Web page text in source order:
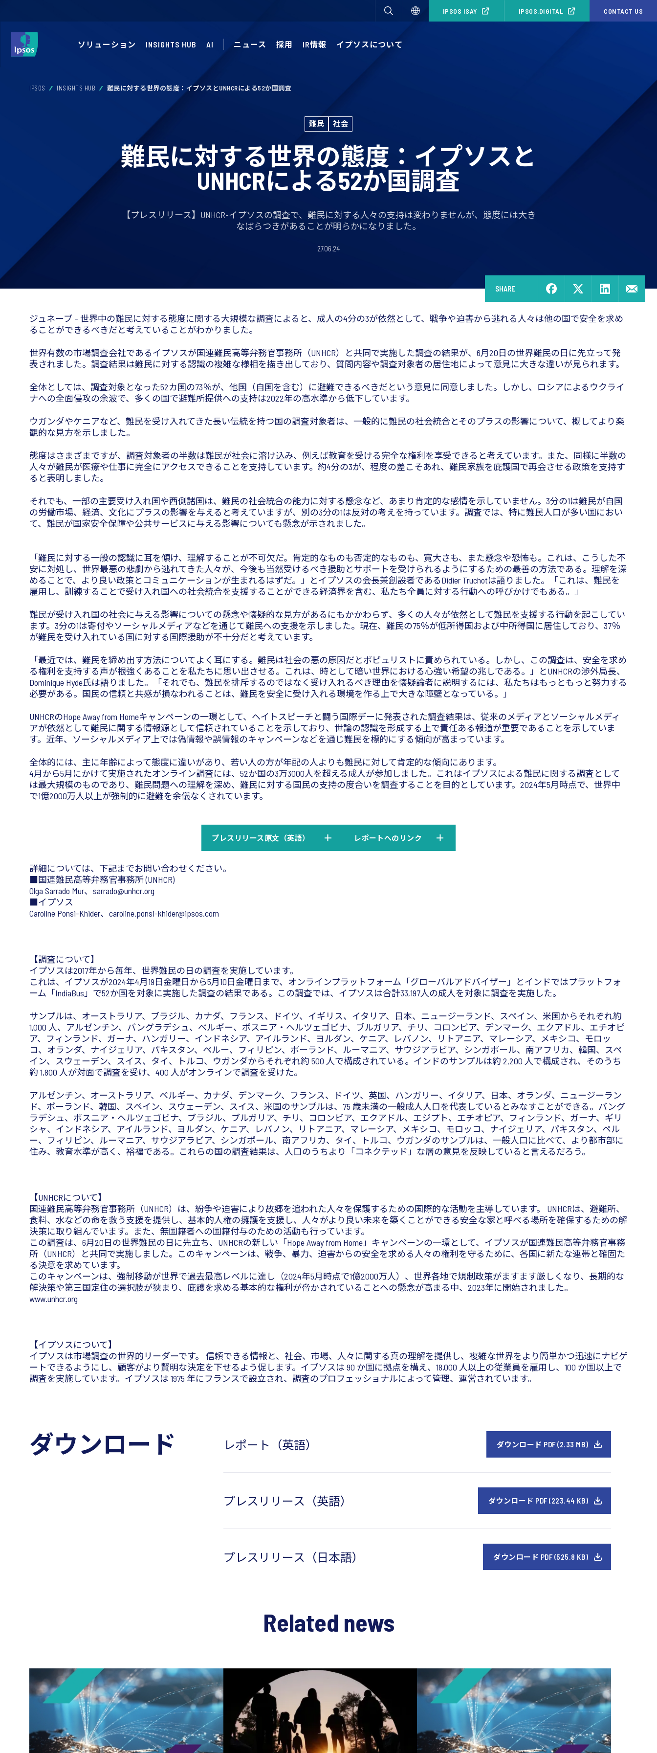
IPSOS ISAY IPSOS.DIGITAL CONTACT US
ソリューション INSIGHTS HUB AI ニュース 採用 IR情報 イプソスについて
IPSOS INSIGHTS HUB 難民に対する世界の態度：イプソスとUNHCRによる52か国調査
難民 社会
難民に対する世界の態度：イプソスと
UNHCRによる52か国調査
【プレスリリース】UNHCR-イプソスの調査で、難民に対する人々の支持は変わりませんが、態度には大き
なばらつきがあることが明らかになりました。
27.06.24
SHARE
ジュネーブ – 世界中の難民に対する態度に関する大規模な調査によると、成人の4分の3が依然として、戦争や迫害から逃れる人々は他の国で安全を求め
ることができるべきだと考えていることがわかりました。
世界有数の市場調査会社であるイプソスが国連難民高等弁務官事務所（UNHCR）と共同で実施した調査の結果が、6月20日の世界難民の日に先立って発
表されました。調査結果は難民に対する認識の複雑な様相を描き出しており、質問内容や調査対象者の居住地によって意見に大きな違いが見られます。
全体としては、調査対象となった52カ国の73％が、他国（自国を含む）に避難できるべきだという意見に同意しました。しかし、ロシアによるウクライ
ナへの全面侵攻の余波で、多くの国で避難所提供への支持は2022年の高水準から低下しています。
ウガンダやケニアなど、難民を受け入れてきた長い伝統を持つ国の調査対象者は、一般的に難民の社会統合とそのプラスの影響について、概してより楽
観的な見方を示しました。
態度はさまざまですが、調査対象者の半数は難民が社会に溶け込み、例えば教育を受ける完全な権利を享受できると考えています。また、同様に半数の
人々が難民が医療や仕事に完全にアクセスできることを支持しています。約4分の3が、程度の差こそあれ、難民家族を庇護国で再会させる政策を支持す
ると表明しました。
それでも、一部の主要受け入れ国や西側諸国は、難民の社会統合の能力に対する懸念など、あまり肯定的な感情を示していません。3分の1は難民が自国
の労働市場、経済、文化にプラスの影響を与えると考えていますが、別の3分の1は反対の考えを持っています。調査では、特に難民人口が多い国におい
て、難民が国家安全保障や公共サービスに与える影響についても懸念が示されました。
「難民に対する一般の認識に耳を傾け、理解することが不可欠だ。肯定的なものも否定的なものも、寛大さも、また懸念や恐怖も。これは、こうした不
安に対処し、世界最悪の悲劇から逃れてきた人々が、今後も当然受けるべき援助とサポートを受けられるようにするための最善の方法である。理解を深
めることで、より良い政策とコミュニケーションが生まれるはずだ。」とイプソスの会長兼創設者であるDidier Truchotは語りました。「これは、難民を
雇用し、訓練することで受け入れ国への社会統合を支援することができる経済界を含む、私たち全員に対する行動への呼びかけでもある。」
難民が受け入れ国の社会に与える影響についての懸念や懐疑的な見方があるにもかかわらず、多くの人々が依然として難民を支援する行動を起こしてい
ます。3分の1は寄付やソーシャルメディアなどを通じて難民への支援を示しました。現在、難民の75％が低所得国および中所得国に居住しており、37％
が難民を受け入れている国に対する国際援助が不十分だと考えています。
「最近では、難民を締め出す方法についてよく耳にする。難民は社会の悪の原因だとポピュリストに責められている。しかし、この調査は、安全を求め
る権利を支持する声が根強くあることを私たちに思い出させる。これは、時として暗い世界における心強い希望の兆しである。」とUNHCRの渉外局長、
Dominique Hyde氏は語りました。「それでも、難民を排斥するのではなく受け入れるべき理由を懐疑論者に説明するには、私たちはもっともっと努力する
必要がある。国民の信頼と共感が損なわれることは、難民を安全に受け入れる環境を作る上で大きな障壁となっている。」
UNHCRのHope Away from Homeキャンペーンの一環として、ヘイトスピーチと闘う国際デーに発表された調査結果は、従来のメディアとソーシャルメディ
アが依然として難民に関する情報源として信頼されていることを示しており、世論の認識を形成する上で責任ある報道が重要であることを示していま
す。近年、ソーシャルメディア上では偽情報や誤情報のキャンペーンなどを通じ難民を標的にする傾向が高まっています。
全体的には、主に年齢によって態度に違いがあり、若い人の方が年配の人よりも難民に対して肯定的な傾向にあります。
4月から5月にかけて実施されたオンライン調査には、52か国の3万3000人を超える成人が参加しました。これはイプソスによる難民に関する調査として
は最大規模のものであり、難民問題への理解を深め、難民に対する国民の支持の度合いを調査することを目的としています。2024年5月時点で、世界中
で1億2000万人以上が強制的に避難を余儀なくされています。
プレスリリース原文（英語） レポートへのリンク
詳細については、下記までお問い合わせください。
■国連難民高等弁務官事務所 (UNHCR)
Olga Sarrado Mur、 sarrado@unhcr.org
■イプソス
Caroline Ponsi-Khider、 caroline.ponsi-khider@ipsos.com
【調査について】
イプソスは2017年から毎年、世界難民の日の調査を実施しています。
これは、イプソスが2024年4月19日金曜日から5月10日金曜日まで、オンラインプラットフォーム「グローバルアドバイザー」とインドではプラットフォ
ーム「IndiaBus」で52か国を対象に実施した調査の結果である。この調査では、イプソスは合計33,197人の成人を対象に調査を実施した。
サンプルは、オーストラリア、ブラジル、カナダ、フランス、ドイツ、イギリス、イタリア、日本、ニュージーランド、スペイン、米国からそれぞれ約
1,000 人、アルゼンチン、バングラデシュ、ベルギー、ボスニア・ヘルツェゴビナ、ブルガリア、チリ、コロンビア、デンマーク、エクアドル、エチオピ
ア、フィンランド、ガーナ、ハンガリー、インドネシア、アイルランド、ヨルダン、ケニア、レバノン、リトアニア、マレーシア、メキシコ、モロッ
コ、オランダ、ナイジェリア、パキスタン、ペルー、フィリピン、ポーランド、ルーマニア、サウジアラビア、シンガポール、南アフリカ、韓国、スペ
イン、スウェーデン、スイス、タイ、トルコ、ウガンダからそれぞれ約 500 人で構成されている。インドのサンプルは約 2,200 人で構成され、そのうち
約 1,800 人が対面で調査を受け、400 人がオンラインで調査を受けた。
アルゼンチン、オーストラリア、ベルギー、カナダ、デンマーク、フランス、ドイツ、英国、ハンガリー、イタリア、日本、オランダ、ニュージーラン
ド、ポーランド、韓国、スペイン、スウェーデン、スイス、米国のサンプルは、75 歳未満の一般成人人口を代表しているとみなすことができる。バング
ラデシュ、ボスニア・ヘルツェゴビナ、ブラジル、ブルガリア、チリ、コロンビア、エクアドル、エジプト、エチオピア、フィンランド、ガーナ、ギリ
シャ、インドネシア、アイルランド、ヨルダン、ケニア、レバノン、リトアニア、マレーシア、メキシコ、モロッコ、ナイジェリア、パキスタン、ペル
ー、フィリピン、ルーマニア、サウジアラビア、シンガポール、南アフリカ、タイ、トルコ、ウガンダのサンプルは、一般人口に比べて、より都市部に
住み、教育水準が高く、裕福である。これらの国の調査結果は、人口のうちより「コネクテッド」な層の意見を反映していると言えるだろう。
【UNHCRについて】
国連難民高等弁務官事務所（UNHCR）は、紛争や迫害により故郷を追われた人々を保護するための国際的な活動を主導しています。 UNHCRは、避難所、
食料、水などの命を救う支援を提供し、基本的人権の擁護を支援し、人々がより良い未来を築くことができる安全な家と呼べる場所を確保するための解
決策に取り組んでいます。また、無国籍者への国籍付与のための活動も行っています。
この調査は、6月20日の世界難民の日に先立ち、UNHCRの新しい「Hope Away from Home」キャンペーンの一環として、イプソスが国連難民高等弁務官事務
所（UNHCR）と共同で実施しました。このキャンペーンは、戦争、暴力、迫害からの安全を求める人々の権利を守るために、各国に新たな連帯と確固た
る決意を求めています。
このキャンペーンは、強制移動が世界で過去最高レベルに達し（2024年5月時点で1億2000万人）、世界各地で規制政策がますます厳しくなり、長期的な
解決策や第三国定住の選択肢が狭まり、庇護を求める基本的な権利が脅かされていることへの懸念が高まる中、2023年に開始されました。
www.unhcr.org
【イプソスについて】
イプソスは市場調査の世界的リーダーです。 信頼できる情報と、社会、市場、人々に関する真の理解を提供し、複雑な世界をより簡単かつ迅速にナビゲ
ートできるようにし、顧客がより賢明な決定を下せるよう促します。イプソスは 90 か国に拠点を構え、18,000 人以上の従業員を雇用し、100 か国以上で
調査を実施しています。イプソスは 1975 年にフランスで設立され、調査のプロフェッショナルによって管理、運営されています。
ダウンロード レポート（英語） ダウンロード PDF (2.33 MB)
プレスリリース（英語） ダウンロード PDF (223.44 KB)
プレスリリース（日本語） ダウンロード PDF (525.8 KB)
Related news